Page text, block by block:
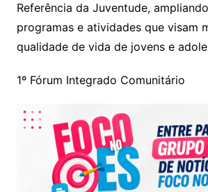
Referência da Juventude,
programas e atividades que visam
qualidade de vida de jovens e
1º Fórum Integrado Comunitário